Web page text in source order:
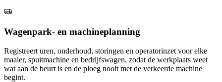
Wagenpark- en machineplanning
Registreert uren, onderhoud, storingen en operatorinzet voor elke
maaier, spuitmachine en bedrijfswagen, zodat de werkplaats weet
wat aan de beurt is en de ploeg nooit met de verkeerde machine
begint.